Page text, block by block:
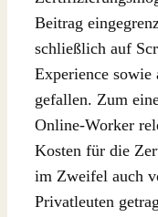
Beitrag
schließlich auf
Experience
gefallen. Zum
Online-Worker
Kosten für die
im Zweifel auch
Privatleuten